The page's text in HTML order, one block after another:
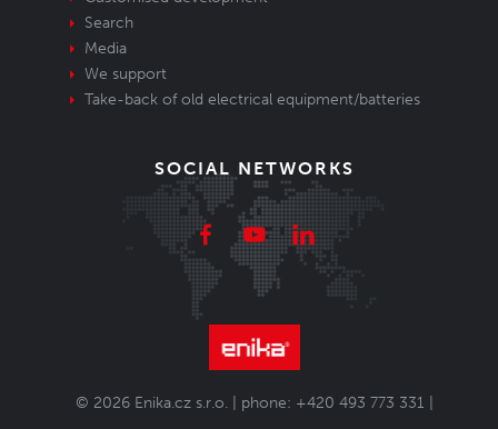
Search
Media
We support
Take-back of old electrical equipment/batteries
SOCIAL NETWORKS
© 2026 Enika.cz s.r.o. | phone: +420 493 773 331 |